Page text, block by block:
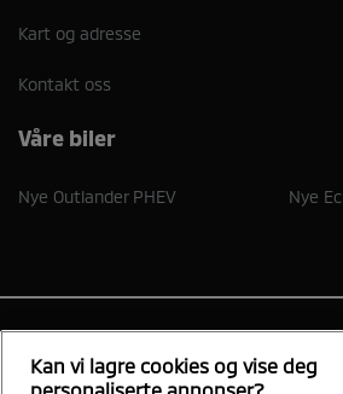
Kart og adresse
Kontakt oss
Våre biler
Nye Outlander PHEV Nye
Støren Bilsenter
Kan vi lagre cookies og vise deg